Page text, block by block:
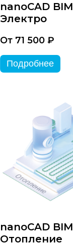
nanoCAD BIM
Электро
От 71 500 ₽
Подробнее
nanoCAD BIM
Отопление